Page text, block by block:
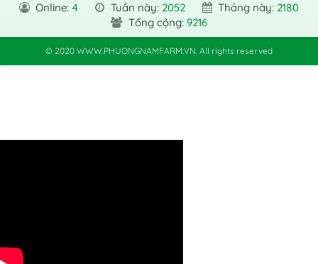
Online: 4 Tuần này: 2052 Tháng này: 2180
Tổng cộng: 9216
© 2020 WWW.PHUONGNAMFARM.VN. All rights reserved